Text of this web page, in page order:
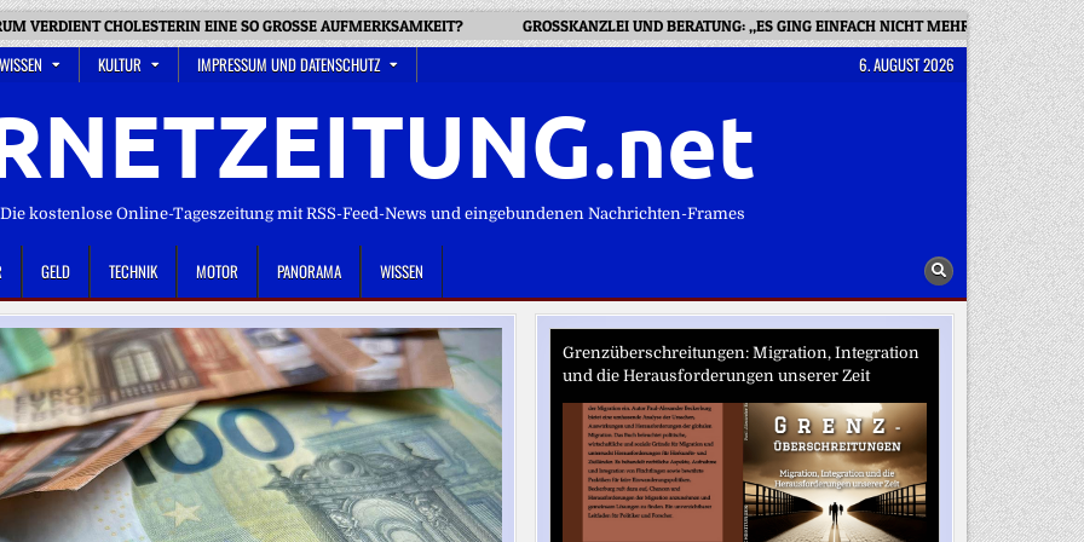
VERDIENT CHOLESTERIN EINE SO GROSSE AUFMERKSAMKEIT? GROSSKANZLEI UND BERATUNG: „ES GING EINFACH NICHT MEHR“
KULTUR IMPRESSUM UND DATENSCHUTZ 6. AUGUST 2026
kostenlose Online-Tageszeitung mit RSS-Feed-News und eingebundenen Nachrichten-Frames
GELD TECHNIK MOTOR PANORAMA WISSEN
Grenzüberschreitungen: Migration, Integration
und die Herausforderungen unserer Zeit